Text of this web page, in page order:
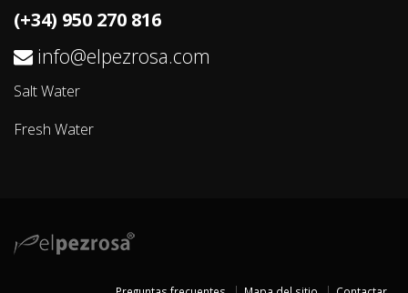
(+34) 950 270 816
info@elpezrosa.com
Salt Water
Fresh Water